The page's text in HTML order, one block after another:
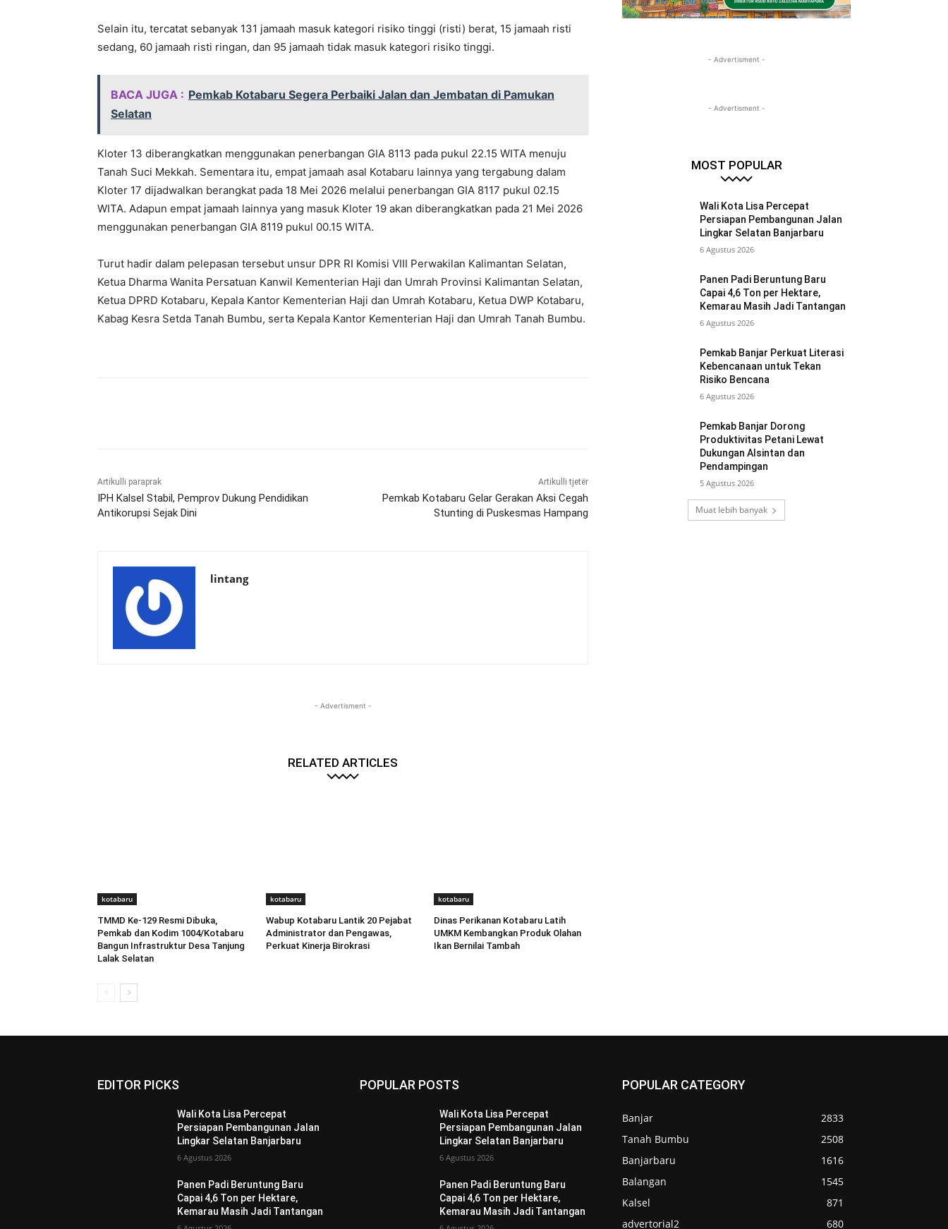
Selain itu, tercatat sebanyak 131 jamaah masuk kategori risiko tinggi (risti) berat, 15 jamaah risti
sedang, 60 jamaah risti ringan, dan 95 jamaah tidak masuk kategori risiko tinggi.
BACA JUGA : Pemkab Kotabaru Segera Perbaiki Jalan dan Jembatan di Pamukan
Selatan
Kloter 13 diberangkatkan menggunakan penerbangan GIA 8113 pada pukul 22.15 WITA menuju
Tanah Suci Mekkah. Sementara itu, empat jamaah asal Kotabaru lainnya yang tergabung dalam
Kloter 17 dijadwalkan berangkat pada 18 Mei 2026 melalui penerbangan GIA 8117 pukul 02.15
WITA. Adapun empat jamaah lainnya yang masuk Kloter 19 akan diberangkatkan pada 21 Mei 2026
menggunakan penerbangan GIA 8119 pukul 00.15 WITA.
Turut hadir dalam pelepasan tersebut unsur DPR RI Komisi VIII Perwakilan Kalimantan Selatan,
Ketua Dharma Wanita Persatuan Kanwil Kementerian Haji dan Umrah Provinsi Kalimantan Selatan,
Ketua DPRD Kotabaru, Kepala Kantor Kementerian Haji dan Umrah Kotabaru, Ketua DWP Kotabaru,
Kabag Kesra Setda Tanah Bumbu, serta Kepala Kantor Kementerian Haji dan Umrah Tanah Bumbu.
Artikulli paraprak
IPH Kalsel Stabil, Pemprov Dukung Pendidikan
Antikorupsi Sejak Dini
Artikulli tjetër
Pemkab Kotabaru Gelar Gerakan Aksi Cegah
Stunting di Puskesmas Hampang
lintang
- Advertisment -
RELATED ARTICLES
kotabaru
TMMD Ke-129 Resmi Dibuka,
Pemkab dan Kodim 1004/Kotabaru
Bangun Infrastruktur Desa Tanjung
Lalak Selatan
kotabaru
Wabup Kotabaru Lantik 20 Pejabat
Administrator dan Pengawas,
Perkuat Kinerja Birokrasi
kotabaru
Dinas Perikanan Kotabaru Latih
UMKM Kembangkan Produk Olahan
Ikan Bernilai Tambah
- Advertisment -
- Advertisment -
MOST POPULAR
Wali Kota Lisa Percepat
Persiapan Pembangunan Jalan
Lingkar Selatan Banjarbaru
6 Agustus 2026
Panen Padi Beruntung Baru
Capai 4,6 Ton per Hektare,
Kemarau Masih Jadi Tantangan
6 Agustus 2026
Pemkab Banjar Perkuat Literasi
Kebencanaan untuk Tekan
Risiko Bencana
6 Agustus 2026
Pemkab Banjar Dorong
Produktivitas Petani Lewat
Dukungan Alsintan dan
Pendampingan
5 Agustus 2026
Muat lebih banyak
EDITOR PICKS
Wali Kota Lisa Percepat
Persiapan Pembangunan Jalan
Lingkar Selatan Banjarbaru
6 Agustus 2026
Panen Padi Beruntung Baru
Capai 4,6 Ton per Hektare,
Kemarau Masih Jadi Tantangan
POPULAR POSTS
Wali Kota Lisa Percepat
Persiapan Pembangunan Jalan
Lingkar Selatan Banjarbaru
6 Agustus 2026
Panen Padi Beruntung Baru
Capai 4,6 Ton per Hektare,
Kemarau Masih Jadi Tantangan
POPULAR CATEGORY
Banjar
2833
Tanah Bumbu
2508
Banjarbaru
1616
Balangan
1545
Kalsel
871
advertorial2
680